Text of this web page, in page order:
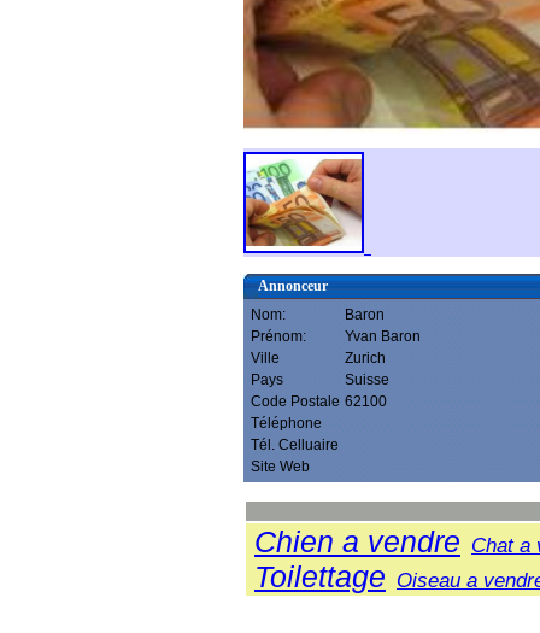
Annonceur
Nom:
Baron
Prénom:
Yvan Baron
Ville
Zurich
Pays
Suisse
Code Postale 62100
Téléphone
Tél. Celluaire
Site Web
Chien a vendre Chat a
Toilettage Oiseau a